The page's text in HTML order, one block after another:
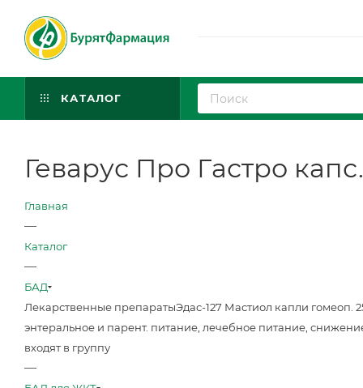
КАТАЛОГ
Геварус Про Гастро
Главная
—
Каталог
—
БАД
Лекарственные препаратыЭдас-127 Мастиол капли гомеоп.
энтеральное и парент. питание, лечебное питание,
входят в группу
—